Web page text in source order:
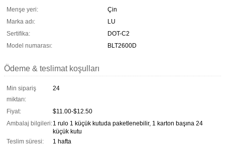
Menşe yeri:
Çin
Marka adı:
LU
Sertifika:
DOT-C2
Model numarası:
BLT2600D
Ödeme & teslimat koşulları
Min sipariş
miktarı:
24
Fiyat:
$11.00-$12.50
Ambalaj bilgileri:1 rulo 1 küçük kutuda paketlenebilir, 1 karton başına 24
küçük kutu
Teslim süresi:
1 hafta